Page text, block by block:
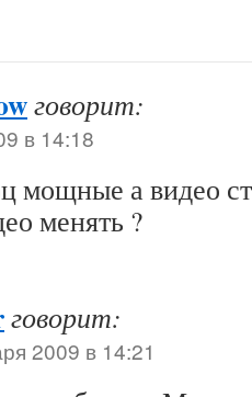
говорит:
в 14:18
мощные а видео
менять ?
говорит:
2009 в 14:21